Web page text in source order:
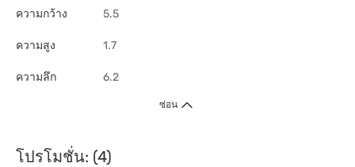
ความกว้าง 5.5
ความสูง 1.7
ความลึก 6.2
ซ่อน
โปรโมชั่น: (4)